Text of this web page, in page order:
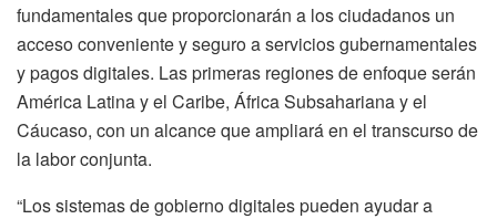
fundamentales que proporcionarán a los ciudadanos un
acceso conveniente y seguro a servicios gubernamentales
y pagos digitales. Las primeras regiones de enfoque serán
América Latina y el Caribe, África Subsahariana y el
Cáucaso, con un alcance que ampliará en el transcurso de
la labor conjunta.
“Los sistemas de gobierno digitales pueden ayudar a